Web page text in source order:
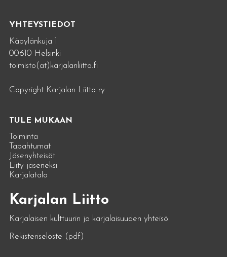
YHTEYSTIEDOT
Käpylänkuja 1
00610 Helsinki
toimisto(at)karjalanliitto.fi
Copyright Karjalan Liitto ry
TULE MUKAAN
Toiminta
Tapahtumat
Jäsenyhteisöt
Liity jäseneksi
Karjalatalo
Karjalan Liitto
Karjalaisen kulttuurin ja karjalaisuuden yhteisö
Rekisteriseloste (pdf)